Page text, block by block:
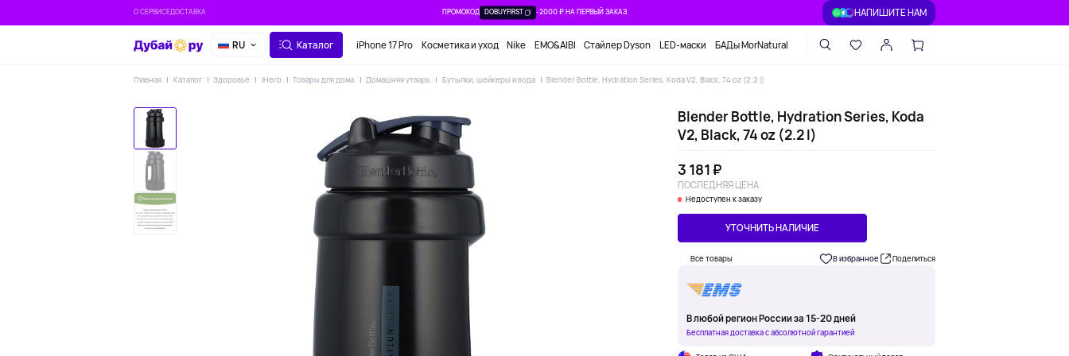
О СЕРВИСЕДОСТАВКА ПРОМОКОД DOBUYFIRST -2000 ₽ НА ПЕРВЫЙ ЗАКАЗ НАПИШИТЕ НАМ
RU Каталог iPhone 17 Pro Косметика и уход Nike EMO&AIBI Стайлер Dyson LED-маски БАДы MorNatural
Главная Каталог Здоровье IHerb Товары для дома Домашняя утварь Бутылки, шейкеры и вода Blender Bottle, Hydration Series, Koda V2, Black, 74 oz (2.2 l)
Blender Bottle, Hydration Series, Koda
V2, Black, 74 oz (2.2 l)
3 181 ₽
ПОСЛЕДНЯЯ ЦЕНА
Недоступен к заказу
УТОЧНИТЬ НАЛИЧИЕ
Все товары В избранное Поделиться
В любой регион России за 15-20 дней
Бесплатная доставка с абсолютной гарантией